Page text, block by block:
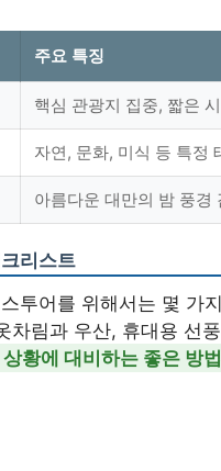
주요 특징
핵심 관광지 집중, 짧은
자연, 문화, 미식 등 특정
아름다운 대만의 밤 풍경
리스트
투어를 위해서는 몇 가
차림과 우산, 휴대용 선
황에 대비하는 좋은 방